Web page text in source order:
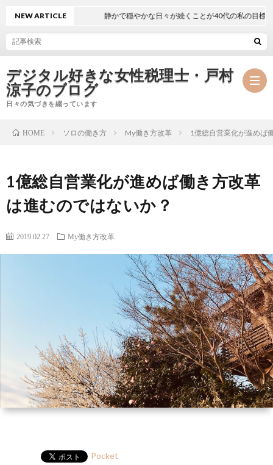
デジタル好きな女性税理士・戸村
涼子のブログ
日々の気づきを綴っています
ロ
ー
ル
事
HP
マ
ガ
筆
セ
ミ
ナ
ー・
講
NEW ARTICLE 静かで穏やかな日々が続くことが40代の私の目標
HOME ソロの働き方 My働き方改革 1億総自営業化が進めば
1億総自営業化が進めば働き方改革
は進むのではないか？
2019.02.27 My働き方改革
Pocket